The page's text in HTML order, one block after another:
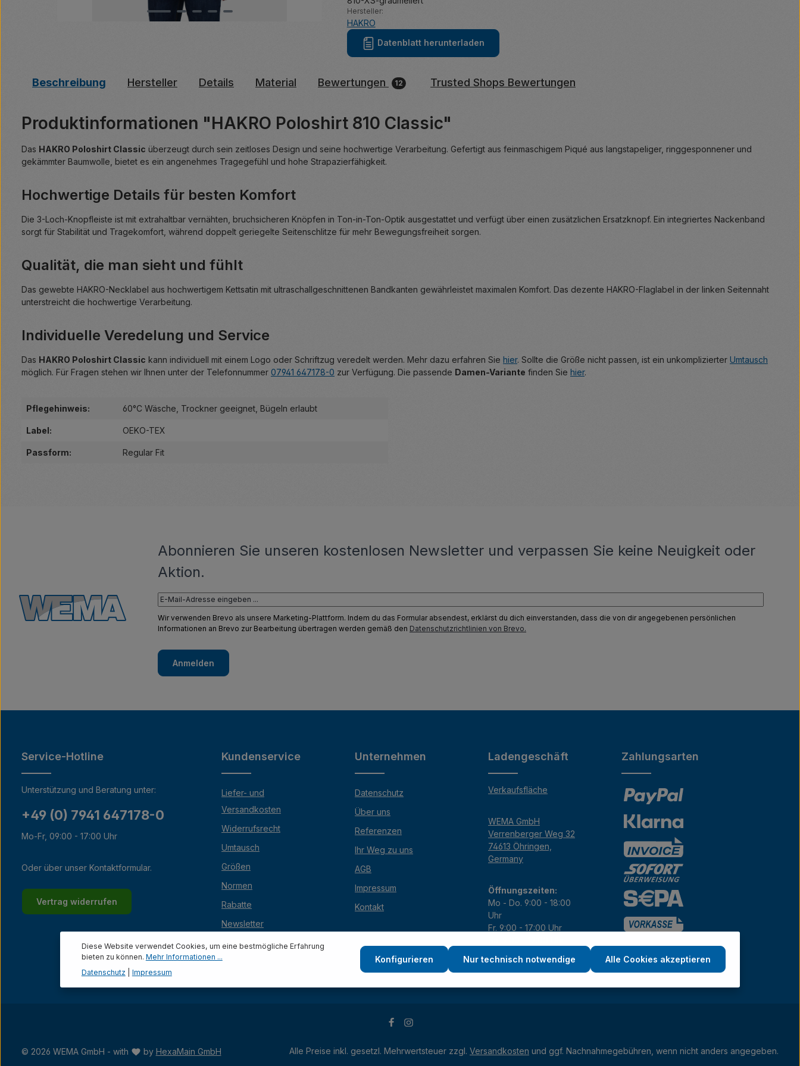
Hersteller:
HAKRO
Datenblatt herunterladen
Beschreibung Hersteller Details Material Bewertungen 12 Trusted Shops Bewertungen
Produktinformationen "HAKRO Poloshirt 810 Classic"
Das HAKRO Poloshirt Classic überzeugt durch sein zeitloses Design und seine hochwertige Verarbeitung. Gefertigt aus feinmaschigem Piqué aus langstapeliger, ringgesponnener und
gekämmter Baumwolle, bietet es ein angenehmes Tragegefühl und hohe Strapazierfähigkeit.
Hochwertige Details für besten Komfort
Die 3-Loch-Knopfleiste ist mit extrahaltbar vernähten, bruchsicheren Knöpfen in Ton-in-Ton-Optik ausgestattet und verfügt über einen zusätzlichen Ersatzknopf. Ein integriertes Nackenband
sorgt für Stabilität und Tragekomfort, während doppelt geriegelte Seitenschlitze für mehr Bewegungsfreiheit sorgen.
Qualität, die man sieht und fühlt
Das gewebte HAKRO-Necklabel aus hochwertigem Kettsatin mit ultraschallgeschnittenen Bandkanten gewährleistet maximalen Komfort. Das dezente HAKRO-Flaglabel in der linken Seitennaht
unterstreicht die hochwertige Verarbeitung.
Individuelle Veredelung und Service
Das HAKRO Poloshirt Classic kann individuell mit einem Logo oder Schriftzug veredelt werden. Mehr dazu erfahren Sie hier. Sollte die Größe nicht passen, ist ein unkomplizierter Umtausch
möglich. Für Fragen stehen wir Ihnen unter der Telefonnummer 07941 647178-0 zur Verfügung. Die passende Damen-Variante finden Sie hier.
Pflegehinweis: 60°C Wäsche , Trockner geeignet , Bügeln erlaubt
Label: OEKO-TEX
Passform: Regular Fit
Abonnieren Sie unseren kostenlosen Newsletter und verpassen Sie keine Neuigkeit oder
Aktion.
Wir verwenden Brevo als unsere Marketing-Plattform. Indem du das Formular absendest, erklärst du dich einverstanden, dass die von dir angegebenen persönlichen
Informationen an Brevo zur Bearbeitung übertragen werden gemäß den Datenschutzrichtlinien von Brevo.
Anmelden
Service-Hotline
Unterstützung und Beratung unter:
+49 (0) 7941 647178-0
Mo-Fr, 09:00 - 17:00 Uhr
Oder über unser Kontaktformular.
Vertrag widerrufen
Kundenservice
Liefer- und
Versandkosten
Widerrufsrecht
Umtausch
Größen
Normen
Rabatte
Newsletter
Lexikon
Unternehmen
Datenschutz
Über uns
Referenzen
Ihr Weg zu uns
AGB
Impressum
Kontakt
Ladengeschäft
Verkaufsfläche
WEMA GmbH
Verrenberger Weg 32
74613 Öhringen,
Germany
Öffnungszeiten:
Mo - Do. 9:00 - 18:00
Uhr
Fr. 9:00 - 17:00 Uhr
Zahlungsarten
© 2026 WEMA GmbH - with by HexaMain GmbH Alle Preise inkl. gesetzl. Mehrwertsteuer zzgl. Versandkosten und ggf. Nachnahmegebühren, wenn nicht anders angegeben.
Diese Website verwendet Cookies, um eine bestmögliche Erfahrung
bieten zu können. Mehr Informationen ...
Datenschutz
Impressum
Nur technisch notwendige
Konfigurieren Alle Cookies akzeptieren